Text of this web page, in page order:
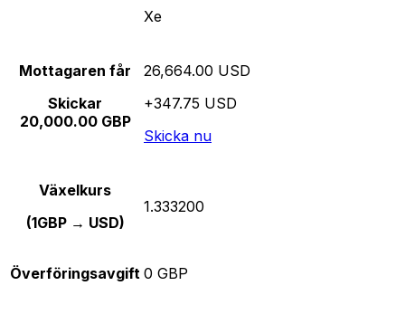
Xe
Mottagaren får
Skickar
20,000.00 GBP
26,664.00 USD
+347.75 USD
Skicka nu
Växelkurs
(1GBP → USD)
1.333200
Överföringsavgift 0 GBP